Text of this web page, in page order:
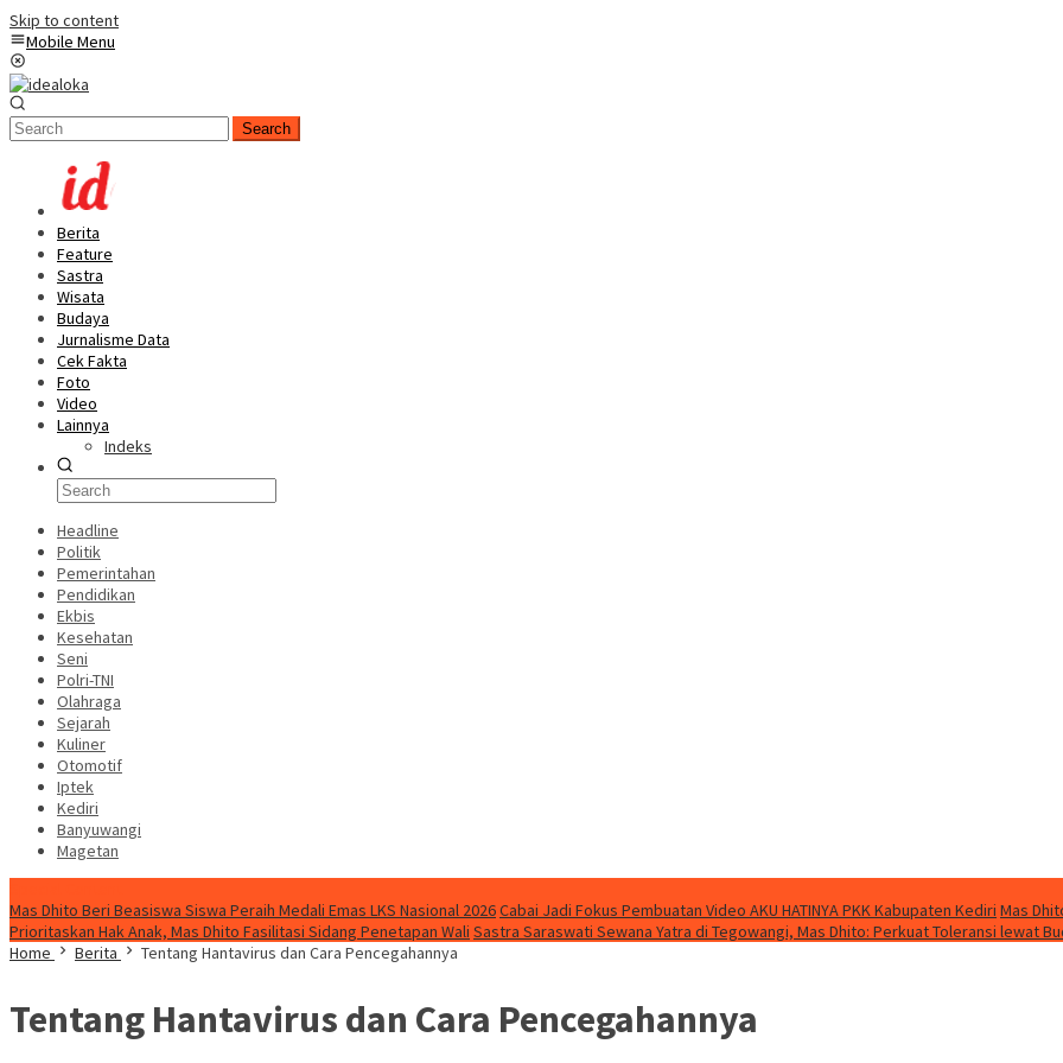
Skip to content
Mobile Menu
Search
Berita
Feature
Sastra
Wisata
Budaya
Jurnalisme Data
Cek Fakta
Foto
Video
Lainnya
Indeks
Headline
Politik
Pemerintahan
Pendidikan
Ekbis
Kesehatan
Seni
Polri-TNI
Olahraga
Sejarah
Kuliner
Otomotif
Iptek
Kediri
Banyuwangi
Magetan
Mas Dhito Beri Beasiswa Siswa Peraih Medali Emas LKS Nasional 2026Cabai Jadi Fokus Pembuatan Video AKU HATINYA PKK Kabupaten Kediri Mas
Prioritaskan Hak Anak, Mas Dhito Fasilitasi Sidang Penetapan Wali Sastra Saraswati Sewana Yatra di Tegowangi, Mas Dhito: Perkuat Toleransi lewat
Home
Berita Tentang Hantavirus dan Cara Pencegahannya
Tentang Hantavirus dan Cara Pencegahannya